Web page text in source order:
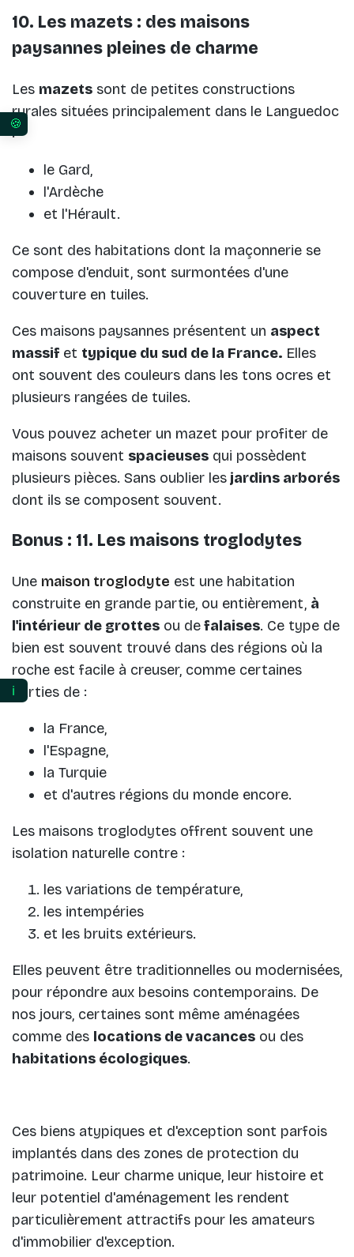
10. Les mazets : des maisons
paysannes pleines de charme
Les mazets sont de petites constructions
rurales situées principalement dans le Languedoc
:
le Gard,
l'Ardèche
et l'Hérault.
Ce sont des habitations dont la maçonnerie se
compose d'enduit, sont surmontées d'une
couverture en tuiles.
Ces maisons paysannes présentent un aspect
massif et typique du sud de la France. Elles
ont souvent des couleurs dans les tons ocres et
plusieurs rangées de tuiles.
Vous pouvez acheter un mazet pour profiter de
maisons souvent spacieuses qui possèdent
plusieurs pièces. Sans oublier les jardins arborés
dont ils se composent souvent.
Bonus : 11. Les maisons troglodytes
Une maison troglodyte est une habitation
construite en grande partie, ou entièrement, à
l'intérieur de grottes ou defalaises. Ce type de
bien est souvent trouvé dans des régions où la
roche est facile à creuser, comme certaines
parties de :
la France,
l'Espagne,
la Turquie
et d'autres régions du monde encore.
Les maisons troglodytes offrent souvent une
isolation naturelle contre :
les variations de température,
les intempéries
et les bruits extérieurs.
Elles peuvent être traditionnelles ou modernisées,
pour répondre aux besoins contemporains. De
nos jours, certaines sont même aménagées
comme des locations de vacances ou des
habitations écologiques.
Ces biens atypiques et d'exception sont parfois
implantés dans des zones de protection du
patrimoine. Leur charme unique, leur histoire et
leur potentiel d'aménagement les rendent
particulièrement attractifs pour les amateurs
d'immobilier d'exception.
ℹ️